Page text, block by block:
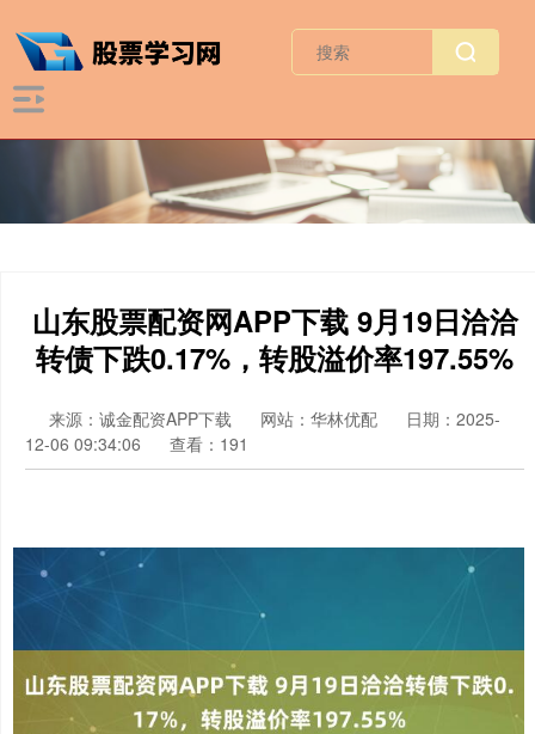
山东股票配资网APP下载 9月19日洽洽
转债下跌0.17%，转股溢价率197.55%
来源：诚金配资APP下载 网站：华林优配
日期：2025-
12-06 09:34:06
查看：191